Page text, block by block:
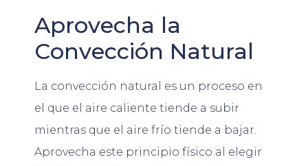
Aprovecha la
Convección Natural
La convección natural es un proceso en
el que el aire caliente tiende a subir
mientras que el aire frío tiende a bajar.
Aprovecha este principio físico al elegir